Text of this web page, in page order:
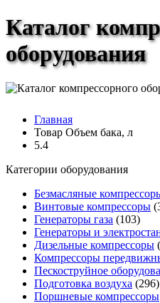
Каталог
оборудования
Главная
Товар Объем бака, л
5.4
Категории оборудования
Безмасляные
Винтовые компрессоры
Генераторы газа (103)
Генераторы и
Дизельные компрессоры
Компрессоры
Пескоструйное
Подготовка воздуха (296)
Поршневые компрессоры